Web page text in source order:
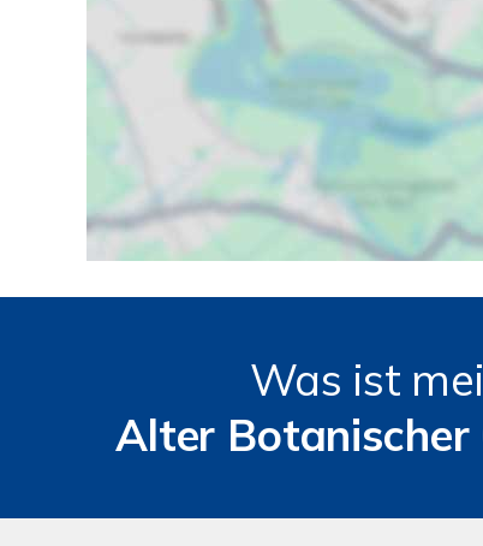
Was ist
Alter Botanischer